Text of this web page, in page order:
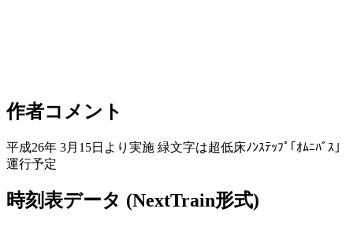
作者コメント
平成26年 3月15日より実施 緑文字は超低床ﾉﾝｽﾃｯﾌﾟ｢ｵﾑﾆﾊﾞｽ｣
運行予定
時刻表データ (NextTrain形式)